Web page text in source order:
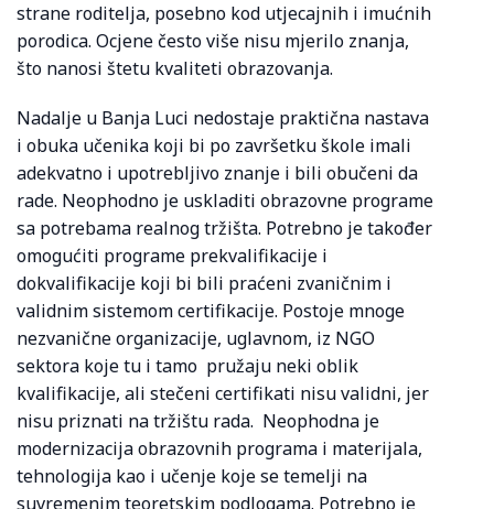
strane roditelja, posebno kod utjecajnih i imućnih
porodica. Ocjene često više nisu mjerilo znanja,
što nanosi štetu kvaliteti obrazovanja.
Nadalje u Banja Luci nedostaje praktična nastava
i obuka učenika koji bi po završetku škole imali
adekvatno i upotrebljivo znanje i bili obučeni da
rade. Neophodno je uskladiti obrazovne programe
sa potrebama realnog tržišta. Potrebno je također
omogućiti programe prekvalifikacije i
dokvalifikacije koji bi bili praćeni zvaničnim i
validnim sistemom certifikacije. Postoje mnoge
nezvanične organizacije, uglavnom, iz NGO
sektora koje tu i tamo pružaju neki oblik
kvalifikacije, ali stečeni certifikati nisu validni, jer
nisu priznati na tržištu rada. Neophodna je
modernizacija obrazovnih programa i materijala,
tehnologija kao i učenje koje se temelji na
suvremenim teoretskim podlogama. Potrebno je